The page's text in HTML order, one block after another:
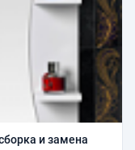
и замена